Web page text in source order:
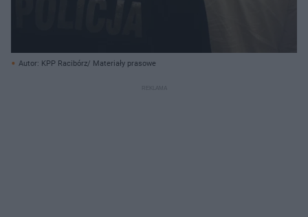
Autor: KPP Racibórz/ Materiały prasowe